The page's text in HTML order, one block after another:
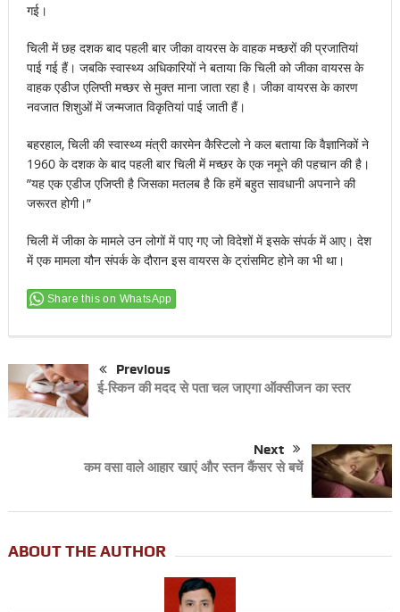
गई।
चिली में छह दशक बाद पहली बार जीका वायरस के वाहक मच्छरों की प्रजातियां
पाई गई हैं। जबकि स्वास्थ्य अधिकारियों ने बताया कि चिली को जीका वायरस के
वाहक एडीज एलिप्ती मच्छर से मुक्त माना जाता रहा है। जीका वायरस के कारण
नवजात शिशुओं में जन्मजात विकृतियां पाई जाती हैं।
बहरहाल, चिली की स्वास्थ्य मंत्री कारमेन कैस्टिलो ने कल बताया कि वैज्ञानिकों ने
1960 के दशक के बाद पहली बार चिली में मच्छर के एक नमूने की पहचान की है।
”यह एक एडीज एजिप्ती है जिसका मतलब है कि हमें बहुत सावधानी अपनाने की
जरूरत होगी।”
चिली में जीका के मामले उन लोगों में पाए गए जो विदेशों में इसके संपर्क में आए। देश
में एक मामला यौन संपर्क के दौरान इस वायरस के ट्रांसमिट होने का भी था।
Share this on WhatsApp
Previous
ई-स्किन की मदद से पता चल जाएगा ऑक्सीजन का स्तर
Next
कम वसा वाले आहार खाएं और स्तन कैंसर से बचें
ABOUT THE AUTHOR